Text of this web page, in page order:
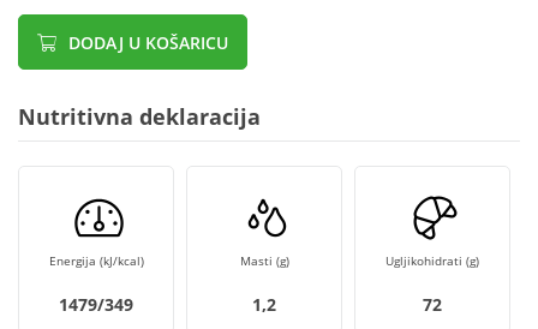
DODAJ U KOŠARICU
Nutritivna deklaracija
Energija (kJ/kcal)
1479/349
Masti (g)
1,2
Ugljikohidrati (g)
72